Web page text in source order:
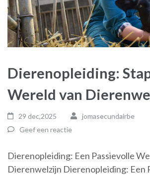
Dierenopleiding:
Wereld van
29 dec,2025
jomasecundairbe
Geef een reactie
Dierenopleiding: Een Passievolle
Dierenwelzijn Dierenopleiding: Een